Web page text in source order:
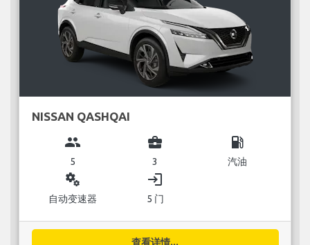
NISSAN QASHQAI
group
5
business_center
3
local_gas_station
汽油
miscellaneous_services
自动变速器
login
5 门
查看详情...